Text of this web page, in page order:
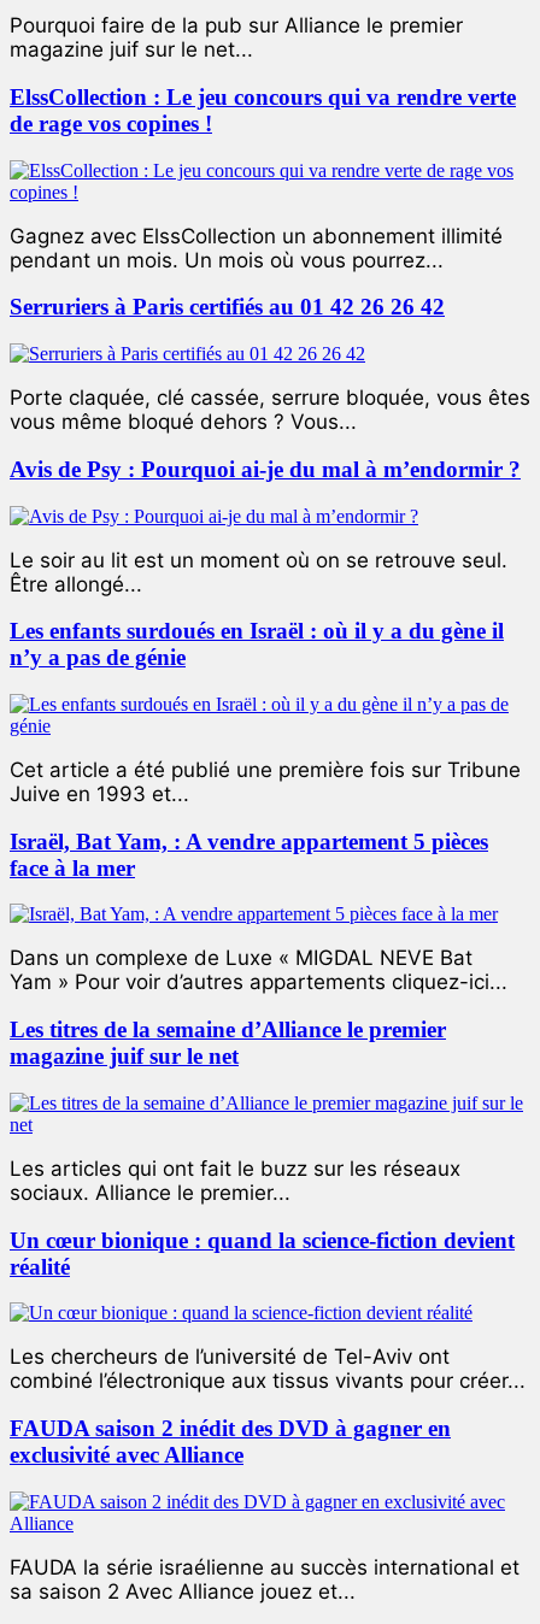
Pourquoi faire de la pub sur Alliance le premier
magazine juif sur le net...
ElssCollection : Le jeu concours qui va rendre verte
de rage vos copines !
Gagnez avec ElssCollection un abonnement illimité
pendant un mois. Un mois où vous pourrez...
Serruriers à Paris certifiés au 01 42 26 26 42
Porte claquée, clé cassée, serrure bloquée, vous êtes
vous même bloqué dehors ? Vous...
Avis de Psy : Pourquoi ai-je du mal à m’endormir ?
Le soir au lit est un moment où on se retrouve seul.
Être allongé...
Les enfants surdoués en Israël : où il y a du gène il
n’y a pas de génie
Cet article a été publié une première fois sur Tribune
Juive en 1993 et...
Israël, Bat Yam, : A vendre appartement 5 pièces
face à la mer
Dans un complexe de Luxe « MIGDAL NEVE Bat
Yam » Pour voir d’autres appartements cliquez-ici...
Les titres de la semaine d’Alliance le premier
magazine juif sur le net
Les articles qui ont fait le buzz sur les réseaux
sociaux. Alliance le premier...
Un cœur bionique : quand la science-fiction devient
réalité
Les chercheurs de l’université de Tel-Aviv ont
combiné l’électronique aux tissus vivants pour créer...
FAUDA saison 2 inédit des DVD à gagner en
exclusivité avec Alliance
FAUDA la série israélienne au succès international et
sa saison 2 Avec Alliance jouez et...